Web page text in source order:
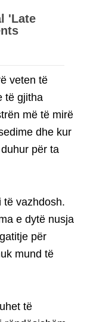
veten të
të gjitha
më të mirë
dhe kur
për ta
të vazhdosh.
e dytë nusja
për
mund të
të